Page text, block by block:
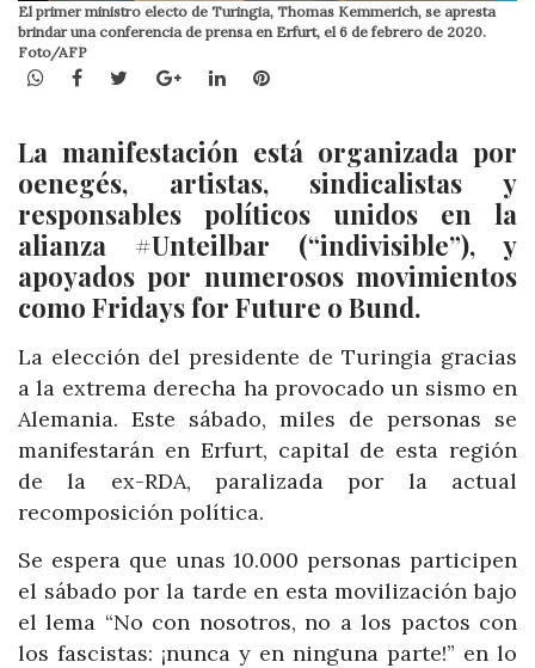
El primer ministro electo de Turingia, Thomas Kemmerich, se apresta
brindar una conferencia de prensa en Erfurt, el 6 de febrero de 2020.
Foto/AFP
WhatsApp
Facebook
TwitterGoogle+LinkedInPinterest
La manifestación está organizada por
oenegés, artistas, sindicalistas y
responsables políticos unidos en la
alianza #Unteilbar (“indivisible”), y
apoyados por numerosos movimientos
como Fridays for Future o Bund.
La elección del presidente de Turingia gracias
a la extrema derecha ha provocado un sismo en
Alemania. Este sábado, miles de personas se
manifestarán en Erfurt, capital de esta región
de la ex-RDA, paralizada por la actual
recomposición política.
Se espera que unas 10.000 personas participen
el sábado por la tarde en esta movilización bajo
el lema “No con nosotros, no a los pactos con
los fascistas: ¡nunca y en ninguna parte!” en lo